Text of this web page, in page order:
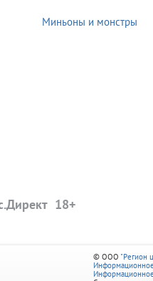
Миньоны и монстры
© ООО "Регион